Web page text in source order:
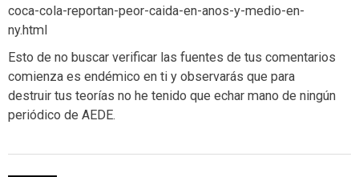
coca-cola-reportan-peor-caida-en-anos-y-medio-en-
ny.html
Esto de no buscar verificar las fuentes de tus comentarios
comienza es endémico en ti y observarás que para
destruir tus teorías no he tenido que echar mano de ningún
periódico de AEDE.